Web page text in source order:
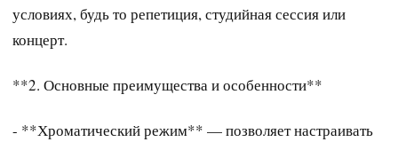
условиях, будь то репетиция, студийная сессия или
концерт.
**2. Основные преимущества и особенности**
- **Хроматический режим** — позволяет настраивать